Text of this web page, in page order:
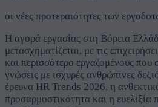
οι νέες προτεραιότητες των
Η αγορά εργασίας στη Βόρεια
μετασχηματίζεται, με τις
και περισσότερο εργαζομένους που
γνώσεις με ισχυρές ανθρώπινες
έρευνα HR Trends 2026, η
προσαρμοστικότητα και η ευελιξία